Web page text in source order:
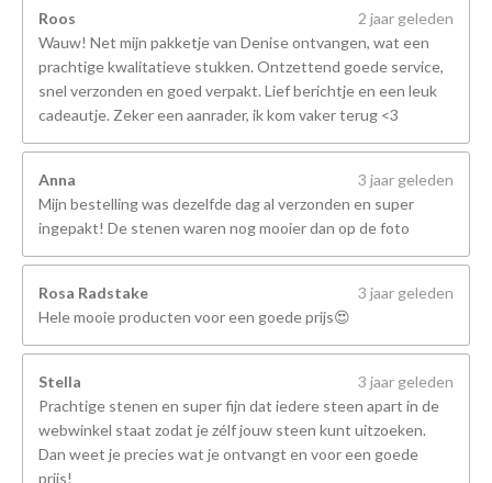
Roos
2 jaar geleden
Wauw! Net mijn pakketje van Denise ontvangen, wat een
prachtige kwalitatieve stukken. Ontzettend goede service,
snel verzonden en goed verpakt. Lief berichtje en een leuk
cadeautje. Zeker een aanrader, ik kom vaker terug <3
Anna
3 jaar geleden
Mijn bestelling was dezelfde dag al verzonden en super
ingepakt! De stenen waren nog mooier dan op de foto
Rosa Radstake
3 jaar geleden
Hele mooie producten voor een goede prijs😍
Stella
3 jaar geleden
Prachtige stenen en super fijn dat iedere steen apart in de
webwinkel staat zodat je zélf jouw steen kunt uitzoeken.
Dan weet je precies wat je ontvangt en voor een goede
prijs!